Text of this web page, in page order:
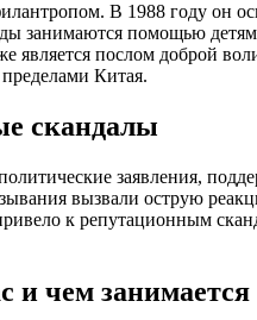
В 1988 году он
занимаются помощью
является послом доброй
пределами Китая.
скандалы
заявления,
вызвали острую
к репутационным
чем занимается